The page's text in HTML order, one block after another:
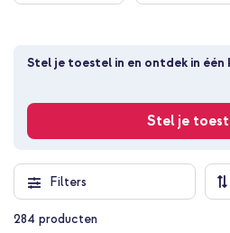
Stel je toestel in en ontdek in één
Stel je
Filters
284 producten